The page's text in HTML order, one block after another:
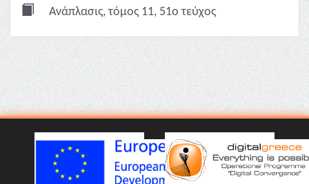
Ανάπλασις, τόμος 11, 51ο τεύχος